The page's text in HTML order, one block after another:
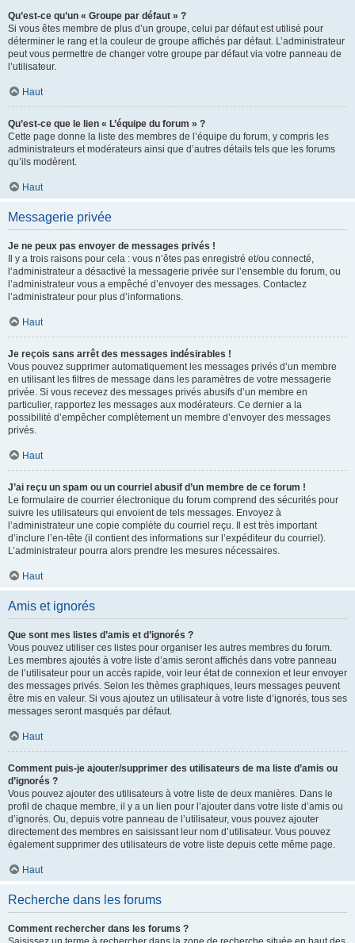
Qu’est-ce qu’un « Groupe par défaut » ?
Si vous êtes membre de plus d’un groupe, celui par défaut est utilisé pour
déterminer le rang et la couleur de groupe affichés par défaut. L’administrateur
peut vous permettre de changer votre groupe par défaut via votre panneau de
l’utilisateur.
Haut
Qu’est-ce que le lien « L’équipe du forum » ?
Cette page donne la liste des membres de l’équipe du forum, y compris les
administrateurs et modérateurs ainsi que d’autres détails tels que les forums
qu’ils modèrent.
Haut
Messagerie privée
Je ne peux pas envoyer de messages privés !
Il y a trois raisons pour cela : vous n’êtes pas enregistré et/ou connecté,
l’administrateur a désactivé la messagerie privée sur l’ensemble du forum, ou
l’administrateur vous a empêché d’envoyer des messages. Contactez
l’administrateur pour plus d’informations.
Haut
Je reçois sans arrêt des messages indésirables !
Vous pouvez supprimer automatiquement les messages privés d’un membre
en utilisant les filtres de message dans les paramètres de votre messagerie
privée. Si vous recevez des messages privés abusifs d’un membre en
particulier, rapportez les messages aux modérateurs. Ce dernier a la
possibilité d’empêcher complètement un membre d’envoyer des messages
privés.
Haut
J’ai reçu un spam ou un courriel abusif d’un membre de ce forum !
Le formulaire de courrier électronique du forum comprend des sécurités pour
suivre les utilisateurs qui envoient de tels messages. Envoyez à
l’administrateur une copie complète du courriel reçu. Il est très important
d’inclure l’en-tête (il contient des informations sur l’expéditeur du courriel).
L’administrateur pourra alors prendre les mesures nécessaires.
Haut
Amis et ignorés
Que sont mes listes d’amis et d’ignorés ?
Vous pouvez utiliser ces listes pour organiser les autres membres du forum.
Les membres ajoutés à votre liste d’amis seront affichés dans votre panneau
de l’utilisateur pour un accès rapide, voir leur état de connexion et leur envoyer
des messages privés. Selon les thèmes graphiques, leurs messages peuvent
être mis en valeur. Si vous ajoutez un utilisateur à votre liste d’ignorés, tous ses
messages seront masqués par défaut.
Haut
Comment puis-je ajouter/supprimer des utilisateurs de ma liste d’amis ou
d’ignorés ?
Vous pouvez ajouter des utilisateurs à votre liste de deux manières. Dans le
profil de chaque membre, il y a un lien pour l’ajouter dans votre liste d’amis ou
d’ignorés. Ou, depuis votre panneau de l’utilisateur, vous pouvez ajouter
directement des membres en saisissant leur nom d’utilisateur. Vous pouvez
également supprimer des utilisateurs de votre liste depuis cette même page.
Haut
Recherche dans les forums
Comment rechercher dans les forums ?